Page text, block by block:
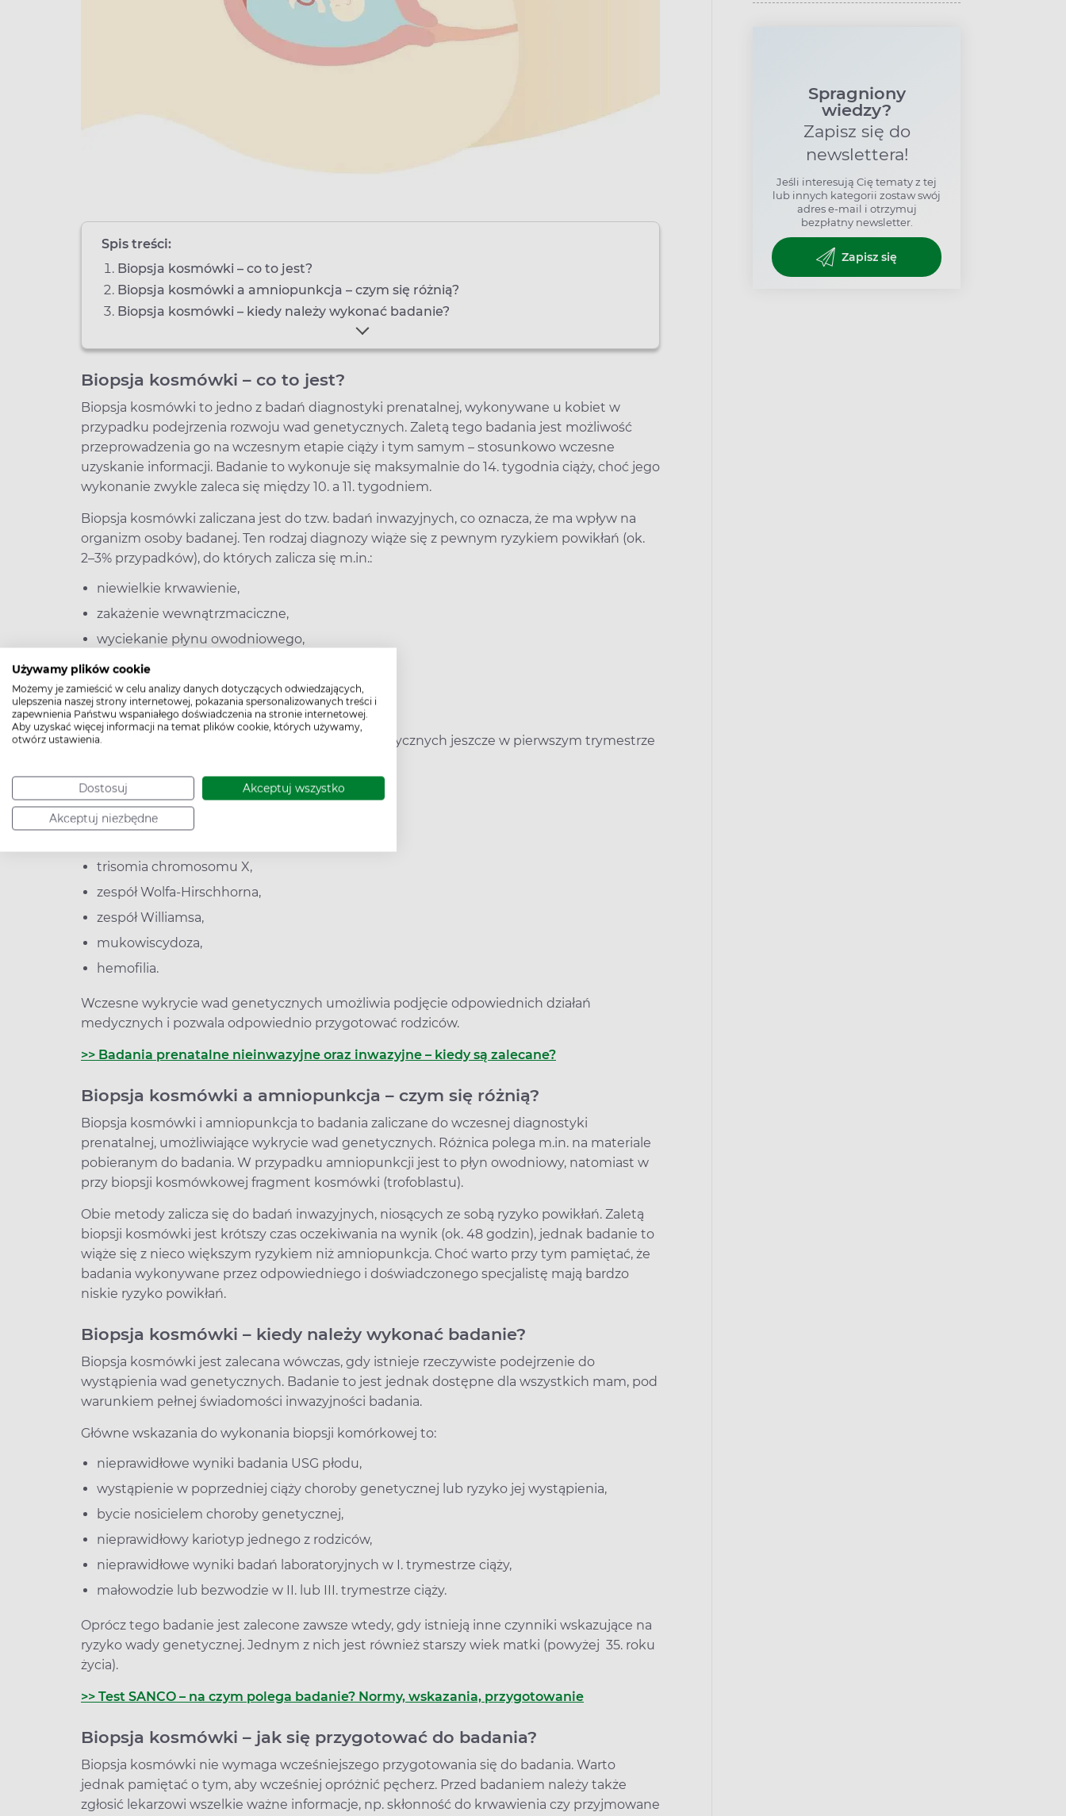
Używamy plików cookie
Możemy je zamieścić w celu analizy danych dotyczących odwiedzających,
ulepszenia naszej strony internetowej, pokazania spersonalizowanych treści i
zapewnienia Państwu wspaniałego doświadczenia na stronie internetowej.
Aby uzyskać więcej informacji na temat plików cookie, których używamy,
otwórz ustawienia.
Dostosuj Akceptuj wszystko
Akceptuj niezbędne
Spis treści:
Biopsja kosmówki – co to jest?
Biopsja kosmówki a amniopunkcja – czym się różnią?
Biopsja kosmówki – kiedy należy wykonać badanie?
Biopsja kosmówki – co to jest?
Biopsja kosmówki to jedno z badań diagnostyki prenatalnej, wykonywane u kobiet w
przypadku podejrzenia rozwoju wad genetycznych. Zaletą tego badania jest możliwość
przeprowadzenia go na wczesnym etapie ciąży i tym samym – stosunkowo wczesne
uzyskanie informacji. Badanie to wykonuje się maksymalnie do 14. tygodnia ciąży, choć jego
wykonanie zwykle zaleca się między 10. a 11. tygodniem.
Biopsja kosmówki zaliczana jest do tzw. badań inwazyjnych, co oznacza, że ma wpływ na
organizm osoby badanej. Ten rodzaj diagnozy wiąże się z pewnym ryzykiem powikłań (ok.
2–3% przypadków), do których zalicza się m.in.:
niewielkie krwawienie,
zakażenie wewnątrzmaciczne,
wyciekanie płynu owodniowego,
poronienie.
Biopsja kosmówki – jakie wady wykrywa?
Biopsja kosmówki umożliwia wykrycie wad genetycznych jeszcze w pierwszym trymestrze
zespół Downa,
zespół Edwardsa,
trisomia chromosomu X,
zespół Wolfa-Hirschhorna,
zespół Williamsa,
mukowiscydoza,
hemofilia.
Wczesne wykrycie wad genetycznych umożliwia podjęcie odpowiednich działań
medycznych i pozwala odpowiednio przygotować rodziców.
>> Badania prenatalne nieinwazyjne oraz inwazyjne – kiedy są zalecane?
Biopsja kosmówki a amniopunkcja – czym się różnią?
Biopsja kosmówki i amniopunkcja to badania zaliczane do wczesnej diagnostyki
prenatalnej, umożliwiające wykrycie wad genetycznych. Różnica polega m.in. na materiale
pobieranym do badania. W przypadku amniopunkcji jest to płyn owodniowy, natomiast w
przy biopsji kosmówkowej fragment kosmówki (trofoblastu).
Obie metody zalicza się do badań inwazyjnych, niosących ze sobą ryzyko powikłań. Zaletą
biopsji kosmówki jest krótszy czas oczekiwania na wynik (ok. 48 godzin), jednak badanie to
wiąże się z nieco większym ryzykiem niż amniopunkcja. Choć warto przy tym pamiętać, że
badania wykonywane przez odpowiedniego i doświadczonego specjalistę mają bardzo
niskie ryzyko powikłań.
Biopsja kosmówki – kiedy należy wykonać badanie?
Biopsja kosmówki jest zalecana wówczas, gdy istnieje rzeczywiste podejrzenie do
wystąpienia wad genetycznych. Badanie to jest jednak dostępne dla wszystkich mam, pod
warunkiem pełnej świadomości inwazyjności badania.
Główne wskazania do wykonania biopsji komórkowej to:
nieprawidłowe wyniki badania USG płodu,
wystąpienie w poprzedniej ciąży choroby genetycznej lub ryzyko jej wystąpienia,
bycie nosicielem choroby genetycznej,
nieprawidłowy kariotyp jednego z rodziców,
nieprawidłowe wyniki badań laboratoryjnych w I. trymestrze ciąży,
małowodzie lub bezwodzie w II. lub III. trymestrze ciąży.
Oprócz tego badanie jest zalecone zawsze wtedy, gdy istnieją inne czynniki wskazujące na
ryzyko wady genetycznej. Jednym z nich jest również starszy wiek matki (powyżej 35. roku
życia).
>> Test SANCO – na czym polega badanie? Normy, wskazania, przygotowanie
Biopsja kosmówki – jak się przygotować do badania?
Biopsja kosmówki nie wymaga wcześniejszego przygotowania się do badania. Warto
jednak pamiętać o tym, aby wcześniej opróżnić pęcherz. Przed badaniem należy także
zgłosić lekarzowi wszelkie ważne informacje, np. skłonność do krwawienia czy przyjmowane
Spragniony
wiedzy?
Zapisz się do
newslettera!
Jeśli interesują Cię tematy z tej
lub innych kategorii zostaw swój
adres e-mail i otrzymuj
bezpłatny newsletter.
Zapisz się